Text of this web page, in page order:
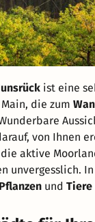
ist eine
die zum
von Ihnen
aktive
unvergesslich.
und Tiere